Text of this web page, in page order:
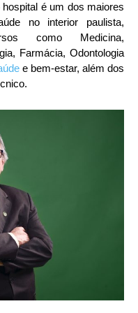
é um dos maiores
no interior paulista,
como Medicina,
Farmácia, Odontologia
e bem-estar, além dos